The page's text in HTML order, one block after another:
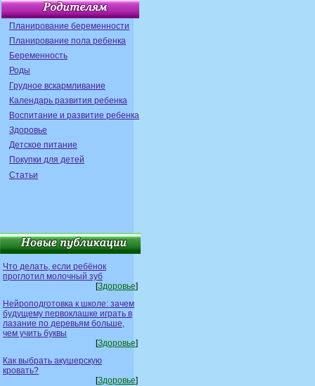
Планирование беременности
Планирование пола ребенка
Беременность
Роды
Грудное вскармливание
Календарь развития ребенка
Воспитание и развитие ребенка
Здоровье
Детское питание
Покупки для детей
Статьи
Что делать, если ребёнок
проглотил молочный зуб
[Здоровье]
Нейроподготовка к школе: зачем
будущему первоклашке играть в
лазание по деревьям больше,
чем учить буквы
[Здоровье]
Как выбрать акушерскую
кровать?
[Здоровье]